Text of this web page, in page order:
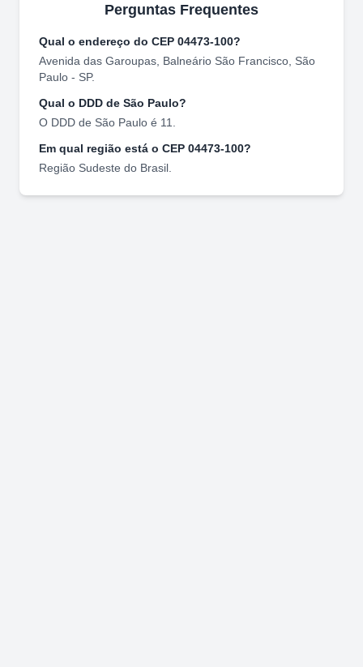
Perguntas Frequentes
Qual o endereço do CEP 04473-100?
Avenida das Garoupas Balneário São Francisco São
Paulo - SP.
Qual o DDD de São Paulo?
O DDD de São Paulo é 11
Em qual região está o CEP 04473-100?
Região Sudeste do Brasil.